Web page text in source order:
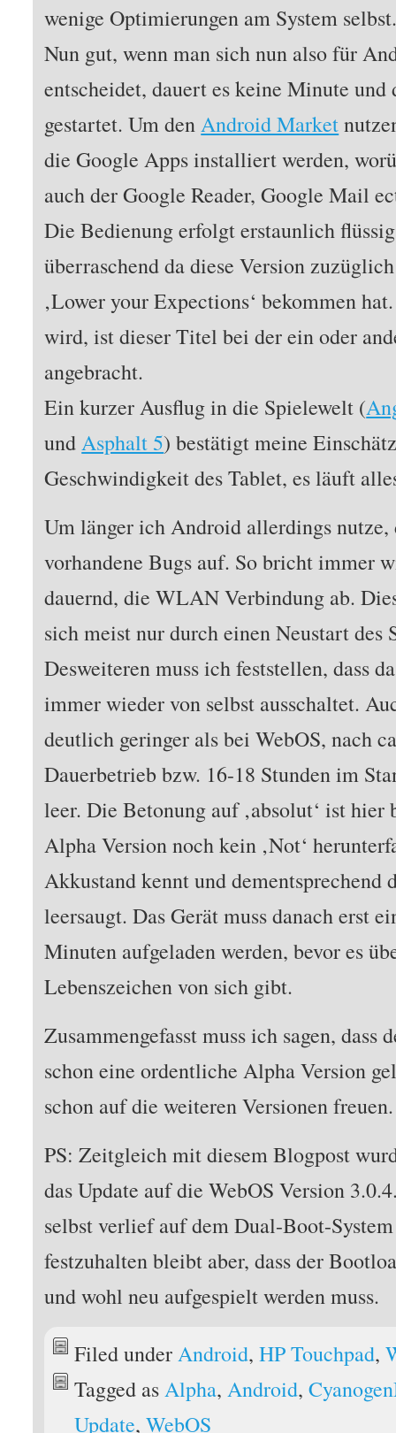
wenige Optimierungen am System
Nun gut, wenn man sich nun also für
entscheidet, dauert es keine Minute
gestartet. Um denAndroid Market
die Google Apps installiert werden,
auch der Google Reader, Google Mail
Die Bedienung erfolgt erstaunlich
überraschend da diese Version
‚Lower your Expections‘ bekommen
wird, ist dieser Titel bei der ein oder
angebracht.
Ein kurzer Ausflug in die Spielewelt (
undAsphalt 5) bestätigt meine
Geschwindigkeit des Tablet, es läuft
Um länger ich Android allerdings
vorhandene Bugs auf. So bricht immer
dauernd, die WLAN Verbindung ab.
sich meist nur durch einen Neustart des
Desweiteren muss ich feststellen, dass
immer wieder von selbst ausschaltet.
deutlich geringer als bei WebOS, nach
Dauerbetrieb bzw. 16-18 Stunden im
leer. Die Betonung auf ‚absolut‘ ist
Alpha Version noch kein ‚Not‘
Akkustand kennt und dementsprechend
leersaugt. Das Gerät muss danach erst
Minuten aufgeladen werden, bevor es
Lebenszeichen von sich gibt.
Zusammengefasst muss ich sagen, dass
schon eine ordentliche Alpha Version
schon auf die weiteren Versionen freuen.
PS: Zeitgleich mit diesem Blogpost
das Update auf die WebOS Version
selbst verlief auf dem Dual-Boot-
festzuhalten bleibt aber, dass der
und wohl neu aufgespielt werden muss.
Filed underAndroid,HP Touchpad,
Tagged asAlpha,Android,
Update,WebOS